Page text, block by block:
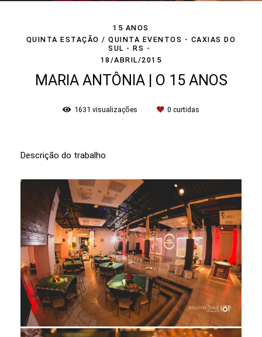
15 ANOS
QUINTA ESTAÇÃO / QUINTA EVENTOS - CAXIAS DO
SUL - RS
18/ABRIL/2015
MARIA ANTÔNIA | O 15 ANOS
1631 visualizações 0 curtidas
Descrição do trabalho